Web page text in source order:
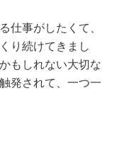
仕事がしたくて、
り続けてきまし
もしれない大切な
発されて、一つ一